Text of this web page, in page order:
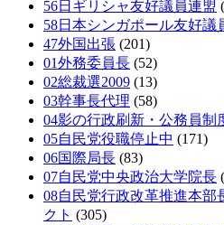
56日ギリシャ友好議員連盟
58日本シンガポール友好議
47外国出張 (201)
01外務委員長 (52)
02総裁選2009 (13)
03幹事長代理 (58)
04影の行政刷新・公務員制
05自民党役職停止中 (171)
06国際局長 (83)
07自民党中央政治大学院長
08自民党行政改革推進本部
クト (305)